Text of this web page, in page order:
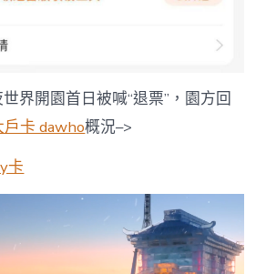
界開園首日被喊“退票”，園方回
卡 dawho概況–>
卡